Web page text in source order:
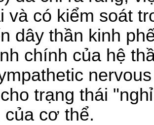
và có kiểm soát
dây thần kinh
chính của hệ
trạng thái
của cơ thể.